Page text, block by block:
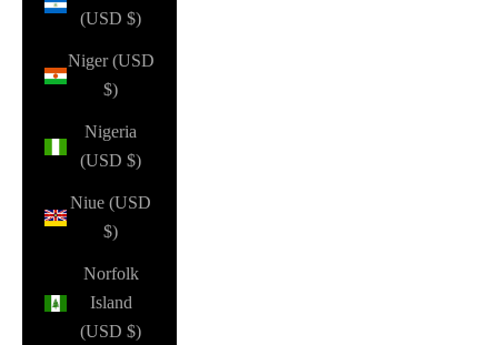
(USD $)
Niger (USD
$)
Nigeria
(USD $)
Niue (USD
$)
Norfolk
Island
(USD $)